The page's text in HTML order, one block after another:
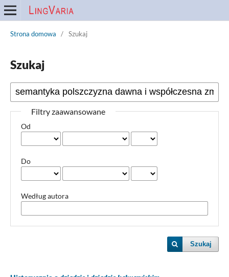
Strona domowa / Szukaj
Szukaj
Filtry zaawansowane
Od
Do
Według autora
Szukaj